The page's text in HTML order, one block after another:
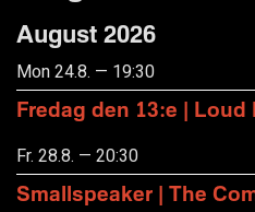
August 2026
Mon 24.8. — 19:30
Fredag den 13:e | Loud
Fr. 28.8. — 20:30
Smallspeaker | The